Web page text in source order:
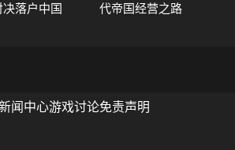
落户中国
代帝国经营之路
闻中心游戏讨论免责声明